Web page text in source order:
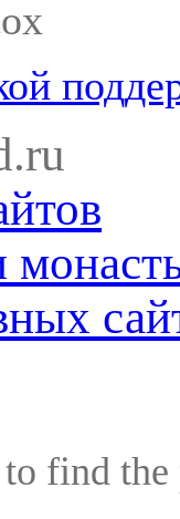
to find